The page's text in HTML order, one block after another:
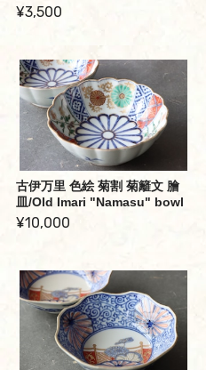
¥3,500
古伊万里 色絵 菊割 菊籬文 膾
皿/Old Imari "Namasu" bowl
¥10,000